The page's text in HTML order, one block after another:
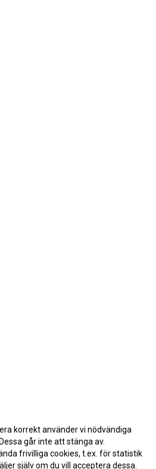
korrekt använder vi nödvändiga
går inte att stänga av.
frivilliga cookies, t.ex. för statistik
själv om du vill acceptera dessa.